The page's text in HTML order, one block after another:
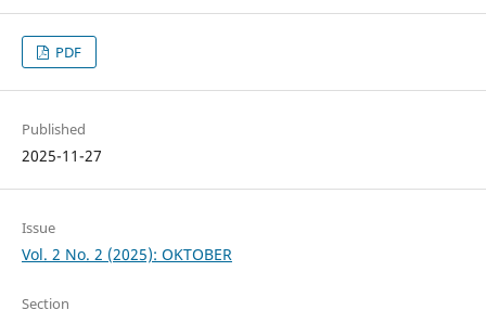
PDF
Published
2025-11-27
Issue
Vol. 2 No. 2 (2025): OKTOBER
Section